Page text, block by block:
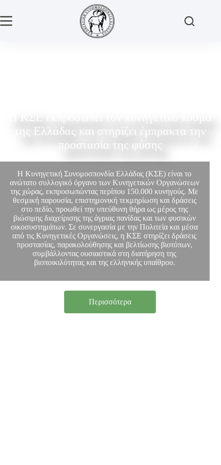
της Ελλάδας και στηρίζει έμπρακτα την
προστασία της φύσης
Η Κυνηγετική Συνομοσπονδία Ελλάδας (ΚΣΕ) είναι το
ανώτατο συλλογικό όργανο των Κυνηγετικών Οργανώσεων
της χώρας, εκπροσωπώντας περίπου 150.000 κυνηγούς. Με
θεσμική παρουσία, επιστημονική τεκμηρίωση και δράσεις
στο πεδίο, προωθεί την υπεύθυνη θήρα ως μέρος της
βιώσιμης διαχείρισης της άγριας πανίδας και των φυσικών
οικοσυστημάτων. Σε συνεργασία με την Πολιτεία και μέσα
από τις Κυνηγετικές Οργανώσεις, η ΚΣΕ στηρίζει δράσεις
προστασίας, παρακολούθησης και βελτίωσης βιοτόπων,
συμβάλλοντας ουσιαστικά στη διατήρηση της
βιοποικιλότητας και της ελληνικής υπαίθρου.
Περισσότερα